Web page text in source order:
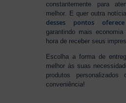
constantemente para
melhor. E quer outra
desses pontos
garantindo mais
hora de receber seus
Escolha a forma de
melhor às suas
produtos
conveniência!